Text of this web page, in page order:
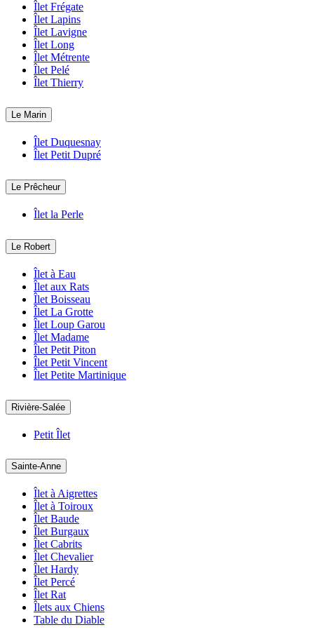
Îlet Frégate
Îlet Lapins
Îlet Lavigne
Îlet Long
Îlet Métrente
Îlet Pelé
Îlet Thierry
Le Marin
Îlet Duquesnay
Îlet Petit Dupré
Le Prêcheur
Îlet la Perle
Le Robert
Îlet à Eau
Îlet aux Rats
Îlet Boisseau
Îlet La Grotte
Îlet Loup Garou
Îlet Madame
Îlet Petit Piton
Îlet Petit Vincent
Îlet Petite Martinique
Rivière-Salée
Petit Îlet
Sainte-Anne
Îlet à Aigrettes
Îlet à Toiroux
Îlet Baude
Îlet Burgaux
Îlet Cabrits
Îlet Chevalier
Îlet Hardy
Îlet Percé
Îlet Rat
Îlets aux Chiens
Table du Diable